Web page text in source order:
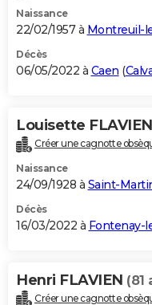
Naissance
22/02/1957 à Montreuil-
Décès
06/05/2022 à Caen (
Louisette FLAVIEN
Créer une cagnotte
Naissance
24/09/1928 à Saint-
Décès
16/03/2022 à Fontenay-
Henri FLAVIEN (81
Créer une cagnotte